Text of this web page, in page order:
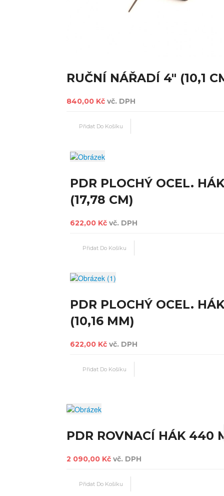
RUČNÍ NÁŘADÍ 4" (10,1
840,00 Kč vč. DPH
PDR PLOCHÝ OCEL.
(17,78 CM)
622,00 Kč vč. DPH
PDR PLOCHÝ OCEL.
(10,16 MM)
622,00 Kč vč. DPH
PDR ROVNACÍ HÁK 440
2 090,00 Kč vč. DPH